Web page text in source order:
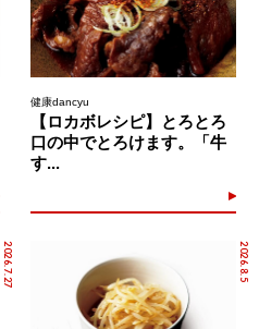
健康dancyu
【ロカボレシピ】とろとろ
口の中でとろけます。「牛
す...
2026.7.27 2026.8.5